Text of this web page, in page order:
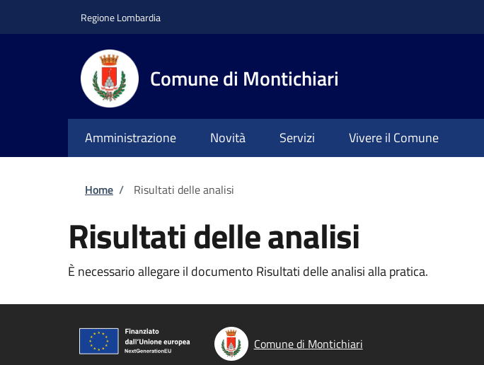
Regione Lombardia
Comune di Montichiari
Amministrazione Novità Servizi Vivere il Comune
Briciole di pane
Home / Risultati delle analisi
Risultati delle analisi
È necessario allegare il documento Risultati delle analisi alla pratica.
Comune di Montichiari